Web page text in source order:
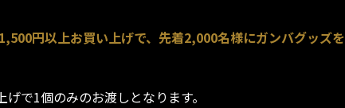
円以上お買い上げで、先着2,000名様にガンバグッズ
で1個のみのお渡しとなります。